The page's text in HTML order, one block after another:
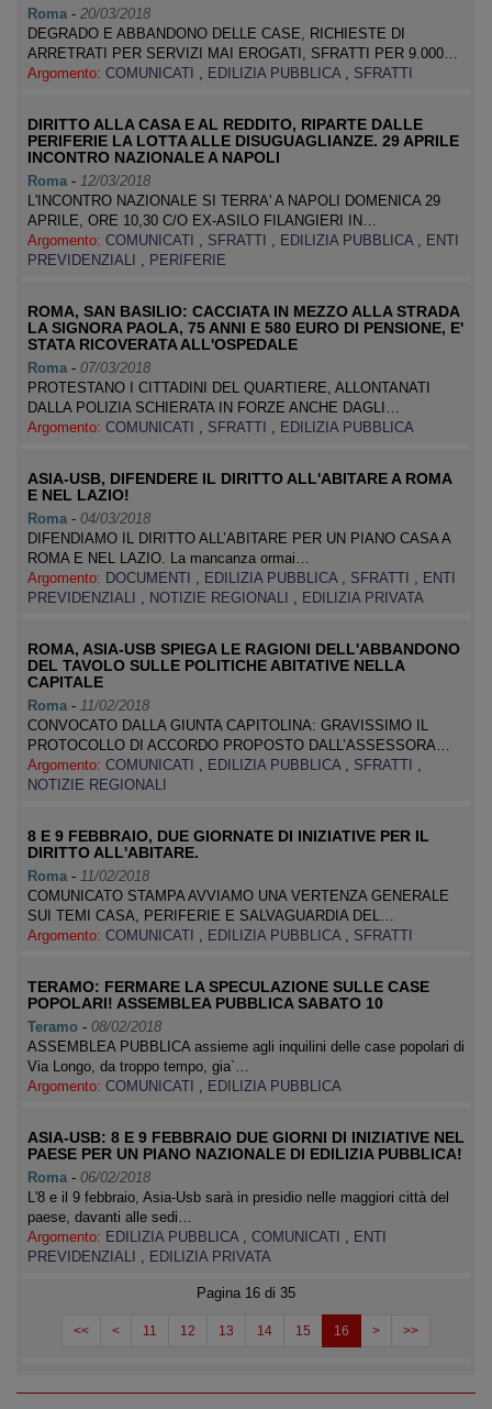
Roma - 20/03/2018
DEGRADO E ABBANDONO DELLE CASE, RICHIESTE DI
ARRETRATI PER SERVIZI MAI EROGATI, SFRATTI PER 9.000…
Argomento: COMUNICATI , EDILIZIA PUBBLICA , SFRATTI
DIRITTO ALLA CASA E AL REDDITO, RIPARTE DALLE
PERIFERIE LA LOTTA ALLE DISUGUAGLIANZE. 29 APRILE
INCONTRO NAZIONALE A NAPOLI
Roma - 12/03/2018
L'INCONTRO NAZIONALE SI TERRA' A NAPOLI DOMENICA 29
APRILE, ORE 10,30 C/O EX-ASILO FILANGIERI IN…
Argomento: COMUNICATI , SFRATTI , EDILIZIA PUBBLICA , ENTI
PREVIDENZIALI , PERIFERIE
ROMA, SAN BASILIO: CACCIATA IN MEZZO ALLA STRADA
LA SIGNORA PAOLA, 75 ANNI E 580 EURO DI PENSIONE, E'
STATA RICOVERATA ALL'OSPEDALE
Roma - 07/03/2018
PROTESTANO I CITTADINI DEL QUARTIERE, ALLONTANATI
DALLA POLIZIA SCHIERATA IN FORZE ANCHE DAGLI…
Argomento: COMUNICATI , SFRATTI , EDILIZIA PUBBLICA
ASIA-USB, DIFENDERE IL DIRITTO ALL'ABITARE A ROMA
E NEL LAZIO!
Roma - 04/03/2018
DIFENDIAMO IL DIRITTO ALL’ABITARE PER UN PIANO CASA A
ROMA E NEL LAZIO. La mancanza ormai…
Argomento: DOCUMENTI , EDILIZIA PUBBLICA , SFRATTI , ENTI
PREVIDENZIALI , NOTIZIE REGIONALI , EDILIZIA PRIVATA
ROMA, ASIA-USB SPIEGA LE RAGIONI DELL'ABBANDONO
DEL TAVOLO SULLE POLITICHE ABITATIVE NELLA
CAPITALE
Roma - 11/02/2018
CONVOCATO DALLA GIUNTA CAPITOLINA: GRAVISSIMO IL
PROTOCOLLO DI ACCORDO PROPOSTO DALL’ASSESSORA…
Argomento: COMUNICATI , EDILIZIA PUBBLICA , SFRATTI ,
NOTIZIE REGIONALI
8 E 9 FEBBRAIO, DUE GIORNATE DI INIZIATIVE PER IL
DIRITTO ALL'ABITARE.
Roma - 11/02/2018
COMUNICATO STAMPA AVVIAMO UNA VERTENZA GENERALE
SUI TEMI CASA, PERIFERIE E SALVAGUARDIA DEL…
Argomento: COMUNICATI , EDILIZIA PUBBLICA , SFRATTI
TERAMO: FERMARE LA SPECULAZIONE SULLE CASE
POPOLARI! ASSEMBLEA PUBBLICA SABATO 10
Teramo - 08/02/2018
ASSEMBLEA PUBBLICA assieme agli inquilini delle case popolari di
Via Longo, da troppo tempo, gia`…
Argomento: COMUNICATI , EDILIZIA PUBBLICA
ASIA-USB: 8 E 9 FEBBRAIO DUE GIORNI DI INIZIATIVE NEL
PAESE PER UN PIANO NAZIONALE DI EDILIZIA PUBBLICA!
Roma - 06/02/2018
L'8 e il 9 febbraio, Asia-Usb sarà in presidio nelle maggiori città del
paese, davanti alle sedi…
Argomento: EDILIZIA PUBBLICA , COMUNICATI , ENTI
PREVIDENZIALI , EDILIZIA PRIVATA
Pagina 16 di 35
<< < 11 12 13 14 15 16 > >>